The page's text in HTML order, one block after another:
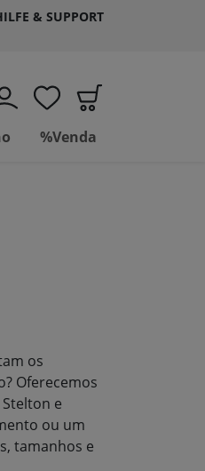
& SUPPORT
%Venda
os
Oferecemos
e
ou um
tamanhos e
& Marketing